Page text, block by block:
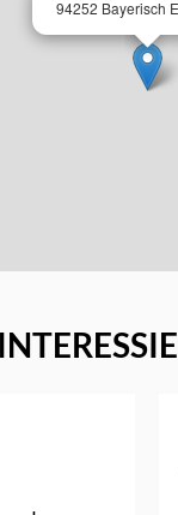
94252 Bayerisch